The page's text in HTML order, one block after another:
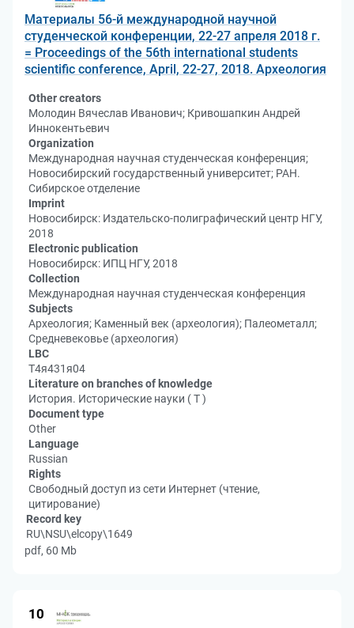
Материалы 56-й международной научной
студенческой конференции, 22-27 апреля 2018 г.
= Proceedings of the 56th international students
scientific conference, April, 22-27, 2018. Археология
Other creators
Молодин Вячеслав Иванович; Кривошапкин Андрей
Иннокентьевич
Organization
Международная научная студенческая конференция;
Новосибирский государственный университет; РАН.
Сибирское отделение
Imprint
Новосибирск: Издательско-полиграфический центр НГУ,
2018
Electronic publication
Новосибирск: ИПЦ НГУ, 2018
Collection
Международная научная студенческая конференция
Subjects
Археология; Каменный век (археология); Палеометалл;
Средневековье (археология)
LBC
Т4я431я04
Literature on branches of knowledge
История. Исторические науки ( Т )
Document type
Other
Language
Russian
Rights
Свободный доступ из сети Интернет (чтение,
цитирование)
Record key
RU\NSU\elcopy\1649
pdf, 60 Mb
10